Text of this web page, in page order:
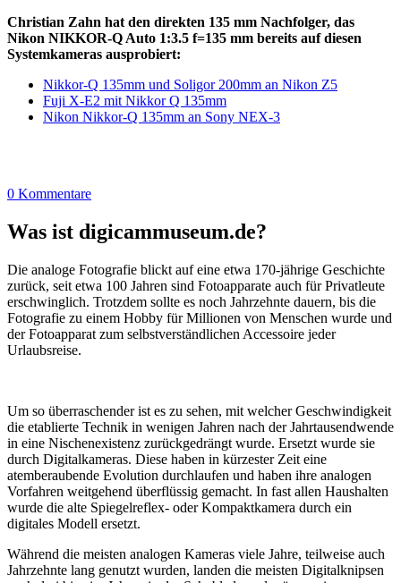
Christian Zahn hat den direkten 135 mm Nachfolger, das
Nikon NIKKOR-Q Auto 1:3.5 f=135 mm bereits auf diesen
Systemkameras ausprobiert:
Nikkor-Q 135mm und Soligor 200mm an Nikon Z5
Fuji X-E2 mit Nikkor Q 135mm
Nikon Nikkor-Q 135mm an Sony NEX-3
0 Kommentare
Was ist digicammuseum.de?
Die analoge Fotografie blickt auf eine etwa 170-jährige Geschichte
zurück, seit etwa 100 Jahren sind Fotoapparate auch für Privatleute
erschwinglich. Trotzdem sollte es noch Jahrzehnte dauern, bis die
Fotografie zu einem Hobby für Millionen von Menschen wurde und
der Fotoapparat zum selbstverständlichen Accessoire jeder
Urlaubsreise.
Um so überraschender ist es zu sehen, mit welcher Geschwindigkeit
die etablierte Technik in wenigen Jahren nach der Jahrtausendwende
in eine Nischenexistenz zurückgedrängt wurde. Ersetzt wurde sie
durch Digitalkameras. Diese haben in kürzester Zeit eine
atemberaubende Evolution durchlaufen und haben ihre analogen
Vorfahren weitgehend überflüssig gemacht. In fast allen Haushalten
wurde die alte Spiegelreflex- oder Kompaktkamera durch ein
digitales Modell ersetzt.
Während die meisten analogen Kameras viele Jahre, teilweise auch
Jahrzehnte lang genutzt wurden, landen die meisten Digitalknipsen